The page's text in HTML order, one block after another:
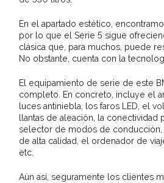
En el apartado estético,
por lo que el Serie 5 sigue
clásica que, para muchos, puede
No obstante, cuenta con la
El equipamiento de serie de este
completo. En concreto, incluye el
luces antiniebla, los faros LED, el
llantas de aleación, la conectividad
selector de modos de
de alta calidad, el ordenador de
etc.
Aún así, seguramente los clientes